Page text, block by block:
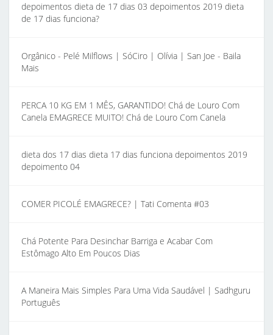
depoimentos dieta de 17 dias 03 depoimentos 2019 dieta
de 17 dias funciona?
Orgânico - Pelé Milflows | SóCiro | Olívia | San Joe - Baila
Mais
PERCA 10 KG EM 1 MÊS, GARANTIDO! Chá de Louro Com
Canela EMAGRECE MUITO! Chá de Louro Com Canela
dieta dos 17 dias dieta 17 dias funciona depoimentos 2019
depoimento 04
COMER PICOLÉ EMAGRECE? | Tati Comenta #03
Chá Potente Para Desinchar Barriga e Acabar Com
Estômago Alto Em Poucos Dias
A Maneira Mais Simples Para Uma Vida Saudável | Sadhguru
Português